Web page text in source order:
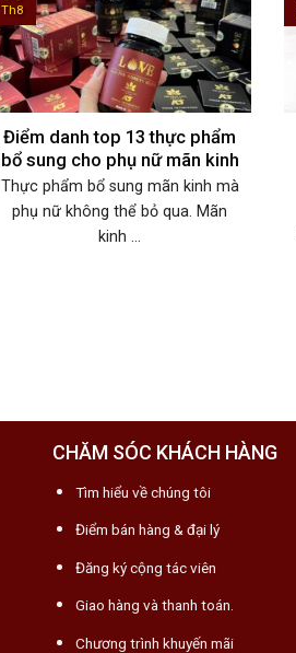
Điểm danh top 13 thực phẩm
bổ sung cho phụ nữ mãn kinh
Thực phẩm bổ sung mãn kinh mà
phụ nữ không thể bỏ qua. Mãn
kinh ...
Th8
CHĂM SÓC KHÁCH HÀNG
Tìm hiểu về chúng tôi
Điểm bán hàng & đại lý
Đăng ký cộng tác viên
Giao hàng và thanh toán.
Chương trình khuyến mãi